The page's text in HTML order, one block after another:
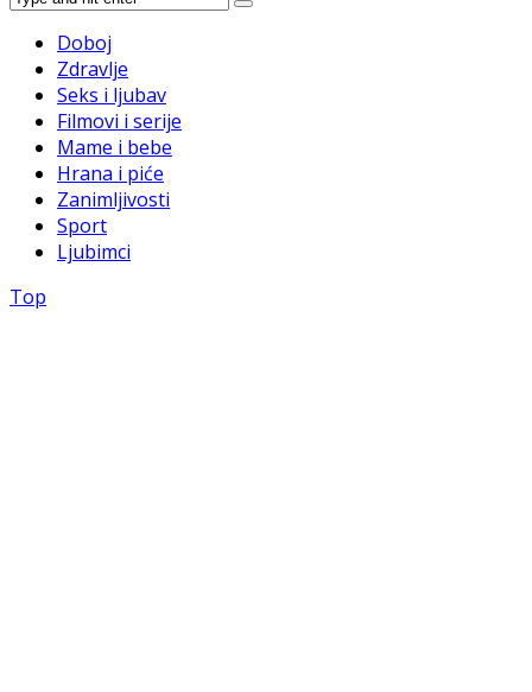
Doboj
Zdravlje
Seks i ljubav
Filmovi i serije
Mame i bebe
Hrana i piće
Zanimljivosti
Sport
Ljubimci
Top